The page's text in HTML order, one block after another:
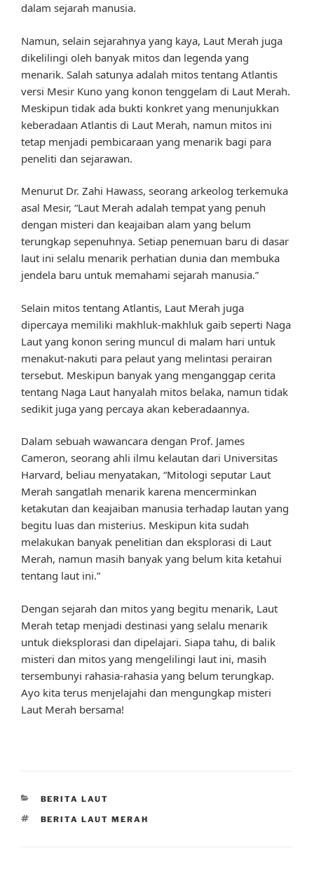
dalam sejarah manusia.
Namun, selain sejarahnya yang kaya, Laut Merah juga
dikelilingi oleh banyak mitos dan legenda yang
menarik. Salah satunya adalah mitos tentang Atlantis
versi Mesir Kuno yang konon tenggelam di Laut Merah.
Meskipun tidak ada bukti konkret yang menunjukkan
keberadaan Atlantis di Laut Merah, namun mitos ini
tetap menjadi pembicaraan yang menarik bagi para
peneliti dan sejarawan.
Menurut Dr. Zahi Hawass, seorang arkeolog terkemuka
asal Mesir, “Laut Merah adalah tempat yang penuh
dengan misteri dan keajaiban alam yang belum
terungkap sepenuhnya. Setiap penemuan baru di dasar
laut ini selalu menarik perhatian dunia dan membuka
jendela baru untuk memahami sejarah manusia.”
Selain mitos tentang Atlantis, Laut Merah juga
dipercaya memiliki makhluk-makhluk gaib seperti Naga
Laut yang konon sering muncul di malam hari untuk
menakut-nakuti para pelaut yang melintasi perairan
tersebut. Meskipun banyak yang menganggap cerita
tentang Naga Laut hanyalah mitos belaka, namun tidak
sedikit juga yang percaya akan keberadaannya.
Dalam sebuah wawancara dengan Prof. James
Cameron, seorang ahli ilmu kelautan dari Universitas
Harvard, beliau menyatakan, “Mitologi seputar Laut
Merah sangatlah menarik karena mencerminkan
ketakutan dan keajaiban manusia terhadap lautan yang
begitu luas dan misterius. Meskipun kita sudah
melakukan banyak penelitian dan eksplorasi di Laut
Merah, namun masih banyak yang belum kita ketahui
tentang laut ini.”
Dengan sejarah dan mitos yang begitu menarik, Laut
Merah tetap menjadi destinasi yang selalu menarik
untuk dieksplorasi dan dipelajari. Siapa tahu, di balik
misteri dan mitos yang mengelilingi laut ini, masih
tersembunyi rahasia-rahasia yang belum terungkap.
Ayo kita terus menjelajahi dan mengungkap misteri
Laut Merah bersama!
CATEGORIES
BERITA LAUT
TAGS
BERITA LAUT MERAH